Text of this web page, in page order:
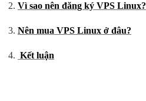
Vì sao nên đăng ký VPS Linux?
Nên mua VPS Linux ở đâu?
Kết luận